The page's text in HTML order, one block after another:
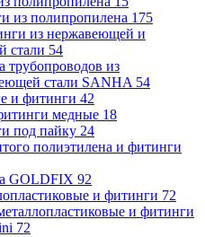
из полипропилена 175
из нержавеющей и
стали 54
трубопроводов из
стали SANHA 54
и фитинги 42
медные 18
под пайку 24
полиэтилена и фитинги
GOLDFIX 92
и фитинги 72
и фитинги
72